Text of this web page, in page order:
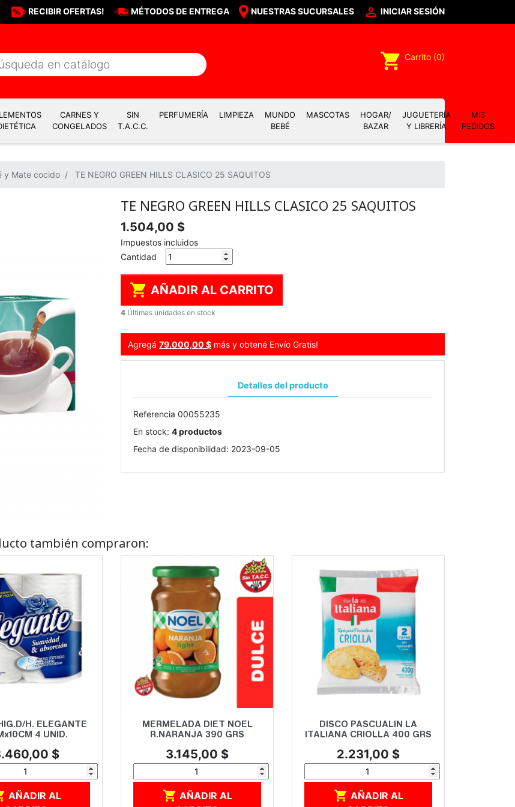
RECIBIR OFERTAS! MÉTODOS DE ENTREGA NUESTRAS SUCURSALES  INICIAR SESIÓN
shopping_cart Carrito (0)
CARNES Y
CONGELADOS
SIN
T.A.C.C.
PERFUMERÍA LIMPIEZA
MUNDO
BEBÉ
MASCOTAS
HOGAR/
BAZAR
JUGUETERÍA
Y LIBRERÍA
MIS
PEDIDOS
y Mate cocido TE NEGRO GREEN HILLS CLASICO 25 SAQUITOS
TE NEGRO GREEN HILLS CLASICO 25 SAQUITOS
1.504,00 $
Impuestos incluidos
Cantidad
 AÑADIR AL CARRITO
4 Últimas unidades en stock
Agregá 79.000,00 $ más y obtené Envío Gratis!
Detalles del producto
Referencia 00055235
En stock: 4 productos
Fecha de disponibilidad: 2023-09-05
también compraron:
Vista rápida
H. ELEGANTE
4 UNID.
$
Vista rápida
MERMELADA DIET NOEL
R.NARANJA 390 GRS
Precio
3.145,00 $

Vista rápida
DISCO PASCUALIN LA
ITALIANA CRIOLLA 400 GRS
Precio
2.231,00 $
